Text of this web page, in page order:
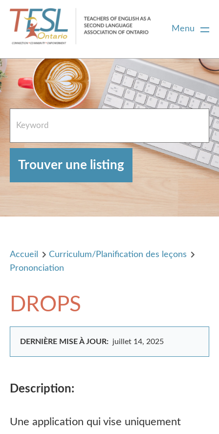
Menu
Accueil
Ressources en anglais
À propos
Aidez
Contacter l’équipe de l’annuaire
Accueil
Curriculum/Planification des leçons
Prononciation
DROPS
DERNIÈRE MISE À JOUR: juillet 14, 2025
Description:
Une application qui vise uniquement